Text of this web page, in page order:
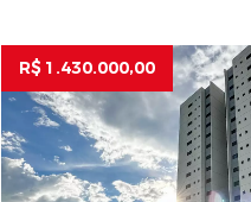
R$ 1.430.000,00